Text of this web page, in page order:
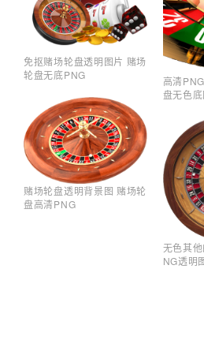
免抠赌场轮盘透明图片 赌场
轮盘无底PNG
赌场轮盘透明背景图 赌场轮
盘高清PNG
高清
盘无色底
无色其
NG透明